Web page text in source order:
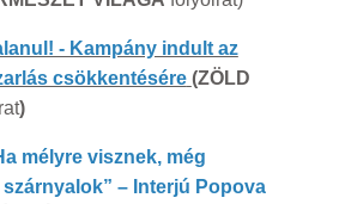
- Kampány indult az
csökkentésére (ZÖLD
)
mélyre visznek, még
– Interjú Popova